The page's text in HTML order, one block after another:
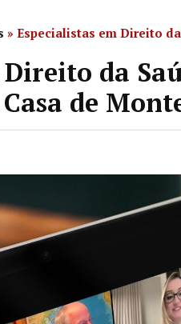
» Especialistas em Direito
da
de